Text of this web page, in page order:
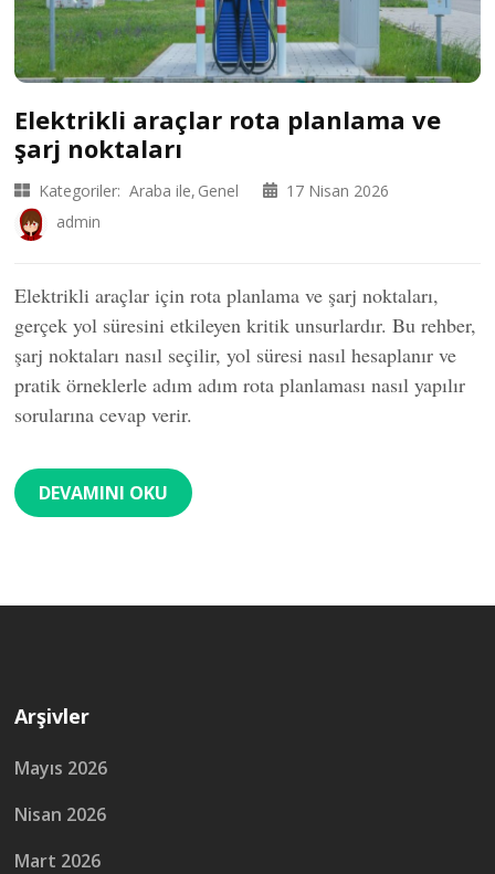
Elektrikli araçlar rota planlama ve
şarj noktaları
Kategoriler: Araba ile Genel
17 Nisan 2026
admin
Elektrikli araçlar için rota planlama ve şarj noktaları,
gerçek yol süresini etkileyen kritik unsurlardır. Bu rehber,
şarj noktaları nasıl seçilir, yol süresi nasıl hesaplanır ve
pratik örneklerle adım adım rota planlaması nasıl yapılır
sorularına cevap verir.
DEVAMINI OKU
Arşivler
Mayıs 2026
Nisan 2026
Mart 2026